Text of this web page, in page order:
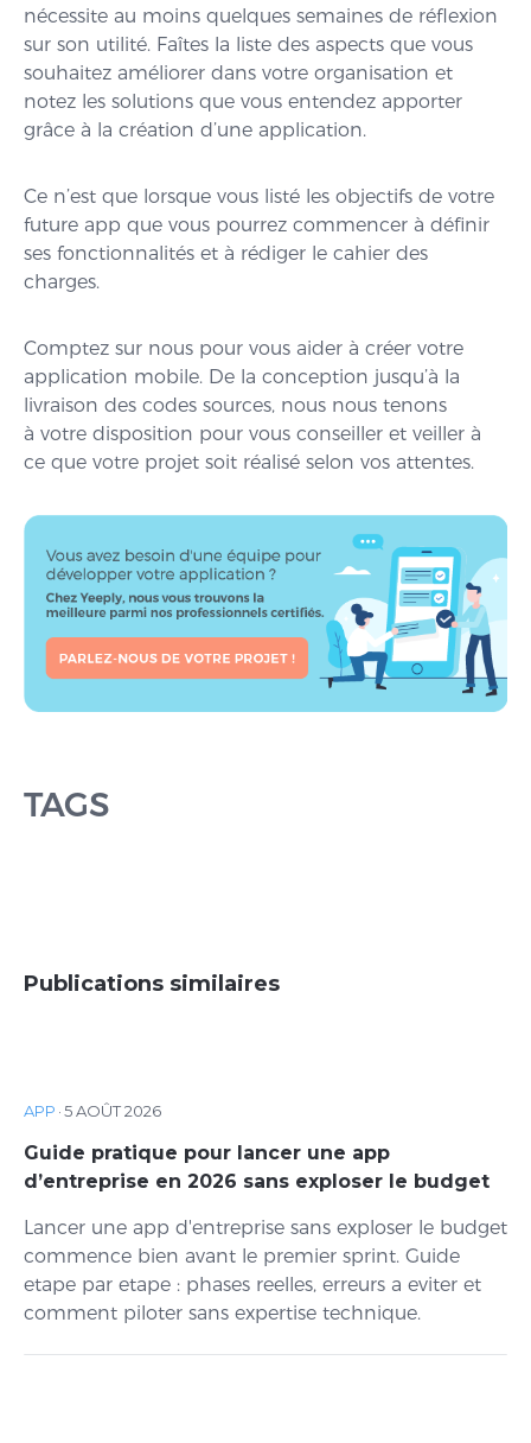
nécessite au moins quelques semaines de réflexion
sur son utilité. Faîtes la liste des aspects que vous
souhaitez améliorer dans votre organisation et
notez les solutions que vous entendez apporter
grâce à la création d’une application.
Ce n’est que lorsque vous listé les objectifs de votre
future app que vous pourrez commencer à définir
ses fonctionnalités et à rédiger le cahier des
charges.
Comptez sur nous pour vous aider à créer votre
application mobile. De la conception jusqu’à la
livraison des codes sources, nous nous tenons
à votre disposition pour vous conseiller et veiller à
ce que votre projet soit réalisé selon vos attentes.
TAGS
Publications similaires
APP ·5 AOÛT 2026
Guide pratique pour lancer une app
d’entreprise en 2026 sans exploser le budget
Lancer une app d'entreprise sans exploser le budget
commence bien avant le premier sprint. Guide
etape par etape : phases reelles, erreurs a eviter et
comment piloter sans expertise technique.